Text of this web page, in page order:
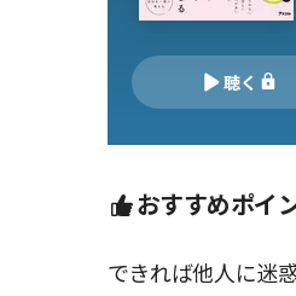
聴く
おすすめポイ
できれば他人に迷